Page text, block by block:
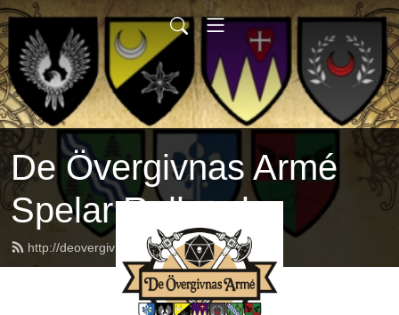
De Övergivnas Armé
Spelar Rollspel
http://deovergivnasarme.se/feed.xml